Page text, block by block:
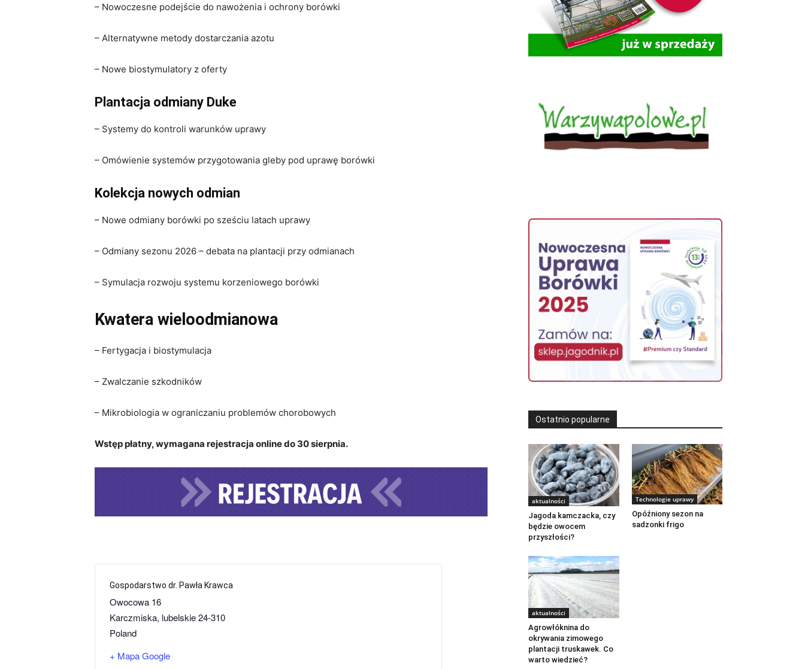
– Nowoczesne podejście do nawożenia i ochrony borówki
– Alternatywne metody dostarczania azotu
– Nowe biostymulatory z oferty
Plantacja odmiany Duke
– Systemy do kontroli warunków uprawy
– Omówienie systemów przygotowania gleby pod uprawę borówki
Kolekcja nowych odmian
– Nowe odmiany borówki po sześciu latach uprawy
– Odmiany sezonu 2026 – debata na plantacji przy odmianach
– Symulacja rozwoju systemu korzeniowego borówki
Kwatera wieloodmianowa
– Fertygacja i biostymulacja
– Zwalczanie szkodników
– Mikrobiologia w ograniczaniu problemów chorobowych
Wstęp płatny, wymagana rejestracja online do 30 sierpnia.
Gospodarstwo dr. Pawła Krawca
Owocowa 16
Karczmiska, lubelskie24-310
Poland
+ Mapa Google
Ostatnio popularne
aktualności
Jagoda kamczacka, czy
będzie owocem
przyszłości?
Technologie uprawy
Opóźniony sezon na
sadzonki frigo
aktualności
Agrowłóknina do
okrywania zimowego
plantacji truskawek. Co
warto wiedzieć?